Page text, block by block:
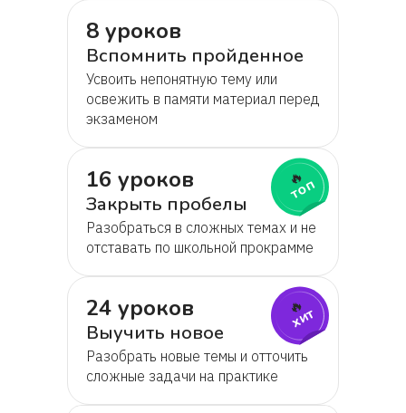
8 уроков
Вспомнить пройденное
Усвоить непонятную тему или
освежить в памяти материал перед
экзаменом
16 уроков
Закрыть пробелы
Разобраться в сложных темах и не
отставать по школьной прокрамме
🔥
топ
24 уроков
Выучить новое
Разобрать новые темы и отточить
сложные задачи на практике
🔥
хит